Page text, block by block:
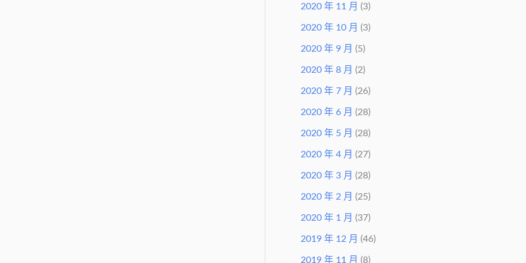
2020 年 11 月 (3)
2020 年 10 月 (3)
2020 年 9 月 (5)
2020 年 8 月 (2)
2020 年 7 月 (26)
2020 年 6 月 (28)
2020 年 5 月 (28)
2020 年 4 月 (27)
2020 年 3 月 (28)
2020 年 2 月 (25)
2020 年 1 月 (37)
2019 年 12 月 (46)
2019 年 11 月 (8)